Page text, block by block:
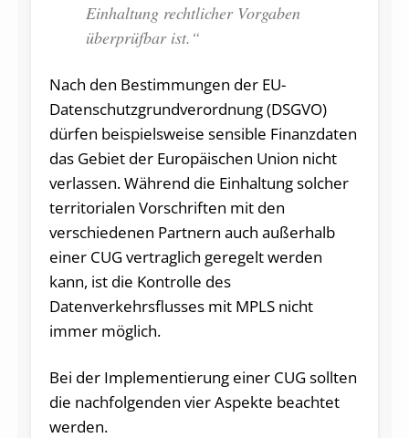
Einhaltung rechtlicher Vorgaben
überprüfbar ist.“
Nach den Bestimmungen der EU-
Datenschutzgrundverordnung (DSGVO)
dürfen beispielsweise sensible Finanzdaten
das Gebiet der Europäischen Union nicht
verlassen. Während die Einhaltung solcher
territorialen Vorschriften mit den
verschiedenen Partnern auch außerhalb
einer CUG vertraglich geregelt werden
kann, ist die Kontrolle des
Datenverkehrsflusses mit MPLS nicht
immer möglich.
Bei der Implementierung einer CUG sollten
die nachfolgenden vier Aspekte beachtet
werden.